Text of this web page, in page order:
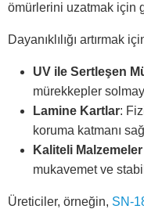
ömürlerini uzatmak için
Dayanıklılığı artırmak
UV ile Sertleşen
mürekkepler
Lamine Kartlar:
koruma katmanı
Kaliteli
mukavemet ve
Üreticiler, örneğin, SN-